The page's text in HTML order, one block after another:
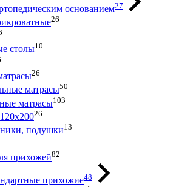
основанием27
26
столы10
26
матрасы50
матрасы103
26
подушки13
прихожей82
прихожие48